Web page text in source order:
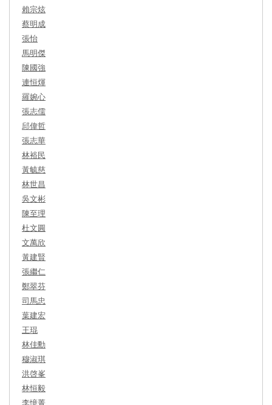
賴宗炫
蔡明成
張怡
馬明傑
陳國強
連恒煇
羅婉心
張志儒
邱偉哲
張志華
林裕民
黃毓慈
林世昌
吳文彬
陳至理
杜文圓
文萬欣
黃建賢
張繼仁
鄭翠芬
司馬忠
葉建宏
王琨
林佳勳
穆淑琪
洪啓峯
林恒毅
李憶菁